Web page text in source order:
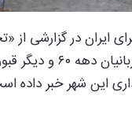
ایران در گزارشی از
گورهای جمعی»
این شهر خبر داده